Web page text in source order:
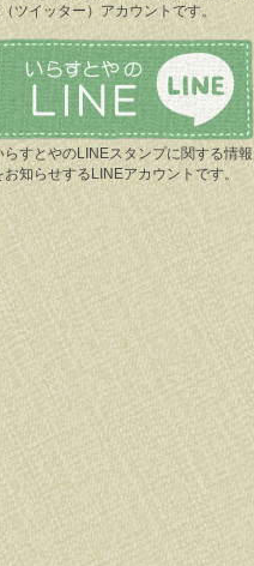
ツイッター）アカウントです。
らすとやのLINEスタンプに関する情報
お知らせするLINEアカウントです。